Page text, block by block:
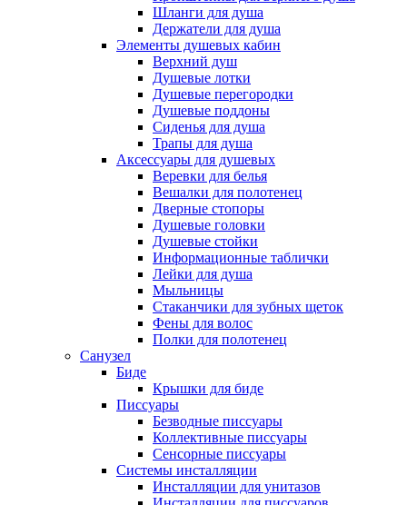
Шланги для душа
Держатели для душа
Элементы душевых кабин
Верхний душ
Душевые лотки
Душевые перегородки
Душевые поддоны
Сиденья для душа
Трапы для душа
Аксессуары для душевых
Веревки для белья
Вешалки для полотенец
Дверные стопоры
Душевые головки
Душевые стойки
Информационные таблички
Лейки для душа
Мыльницы
Стаканчики для зубных щеток
Фены для волос
Полки для полотенец
Санузел
Биде
Крышки для биде
Писсуары
Безводные писсуары
Коллективные писсуары
Сенсорные писсуары
Системы инсталляции
Инсталляции для унитазов